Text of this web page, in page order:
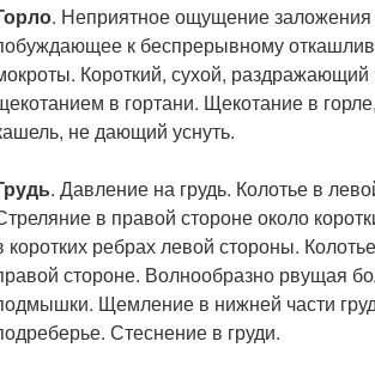
. Неприятное ощущение заложения
к беспрерывному
Короткий, сухой,
в гортани. Щекотание в
не дающий уснуть.
. Давление на грудь. Колотье в
в правой стороне около
коротких ребрах левой стороны.
стороне. Волнообразно рвущая
Щемление в нижней части
Стеснение в груди.